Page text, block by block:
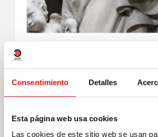
Consentimiento Detalles
Esta página web usa cookies
Las cookies de este sitio web se usan